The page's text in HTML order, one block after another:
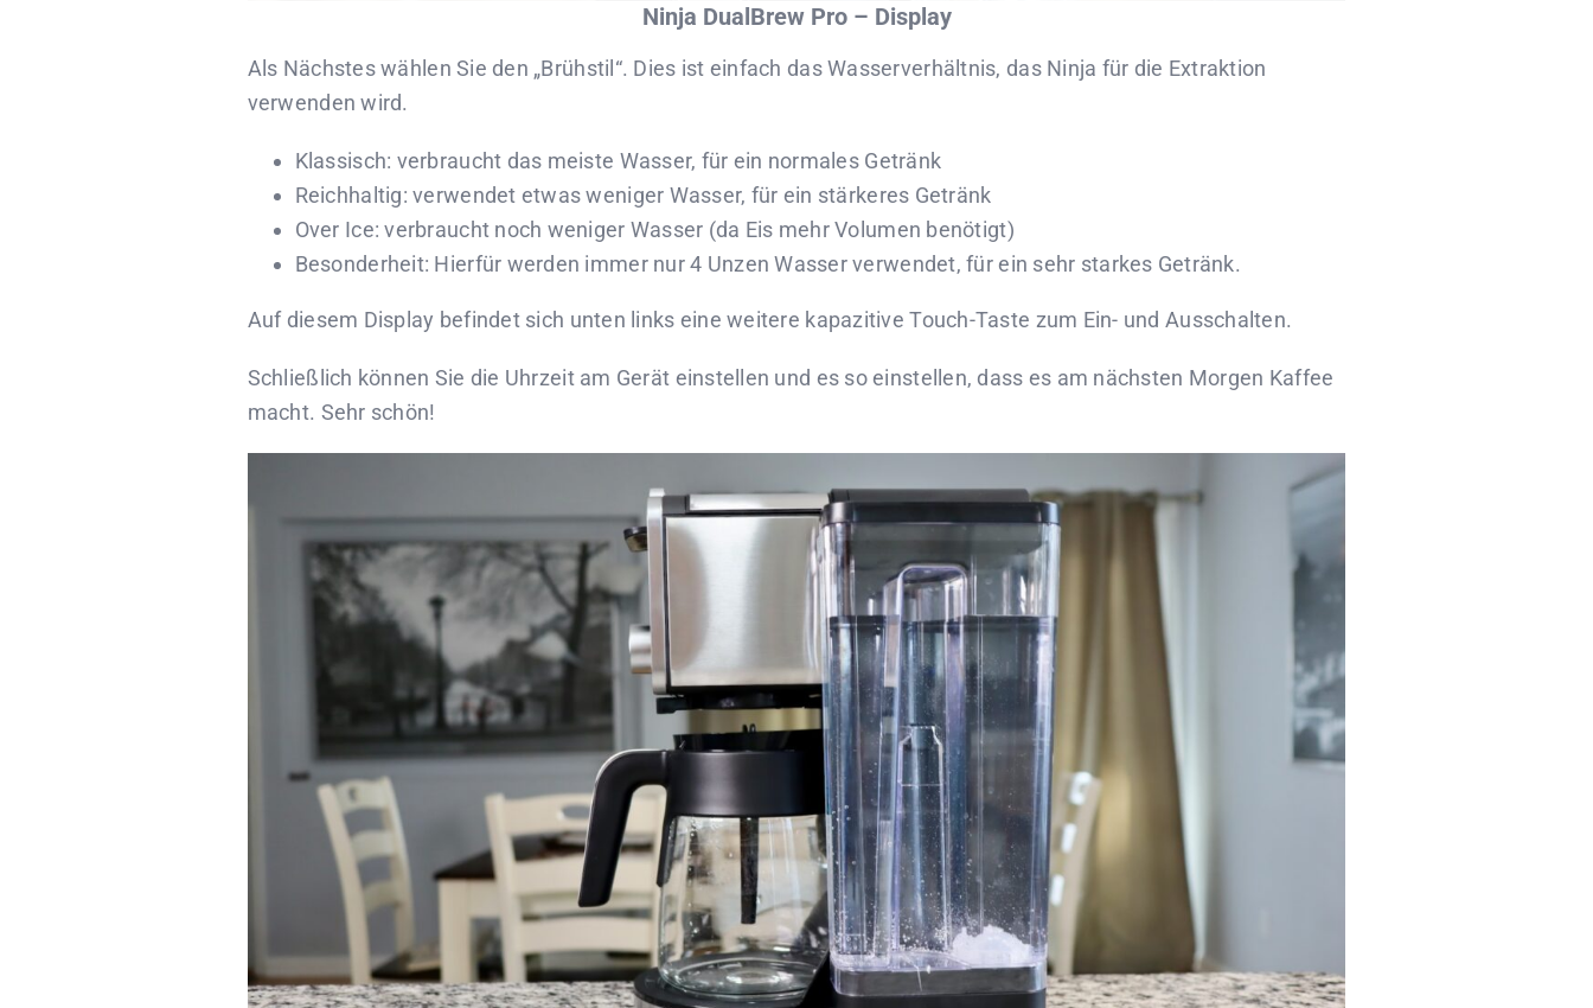
Ninja DualBrew Pro – Display
Als Nächstes wählen Sie den „Brühstil“. Dies ist einfach das Wasserverhältnis, das Ninja für die Extraktion
verwenden wird.
Klassisch: verbraucht das meiste Wasser, für ein normales Getränk
Reichhaltig: verwendet etwas weniger Wasser, für ein stärkeres Getränk
Over Ice: verbraucht noch weniger Wasser (da Eis mehr Volumen benötigt)
Besonderheit: Hierfür werden immer nur 4 Unzen Wasser verwendet, für ein sehr starkes Getränk.
Auf diesem Display befindet sich unten links eine weitere kapazitive Touch-Taste zum Ein- und Ausschalten.
Schließlich können Sie die Uhrzeit am Gerät einstellen und es so einstellen, dass es am nächsten Morgen Kaffee
macht. Sehr schön!